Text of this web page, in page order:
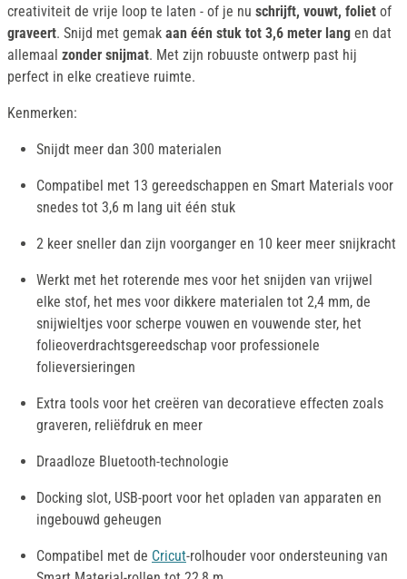
creativiteit de vrije loop te laten - of je nu schrijft, vouwt, foliet of
graveert. Snijd met gemak aan één stuk tot 3,6 meter lang en dat
allemaal zonder snijmat. Met zijn robuuste ontwerp past hij
perfect in elke creatieve ruimte.
Kenmerken:
Snijdt meer dan 300 materialen
Compatibel met 13 gereedschappen en Smart Materials voor
snedes tot 3,6 m lang uit één stuk
2 keer sneller dan zijn voorganger en 10 keer meer snijkracht
Werkt met het roterende mes voor het snijden van vrijwel
elke stof, het mes voor dikkere materialen tot 2,4 mm, de
snijwieltjes voor scherpe vouwen en vouwende ster, het
folieoverdrachtsgereedschap voor professionele
folieversieringen
Extra tools voor het creëren van decoratieve effecten zoals
graveren, reliëfdruk en meer
Draadloze Bluetooth-technologie
Docking slot, USB-poort voor het opladen van apparaten en
ingebouwd geheugen
Compatibel met de Cricut-rolhouder voor ondersteuning van